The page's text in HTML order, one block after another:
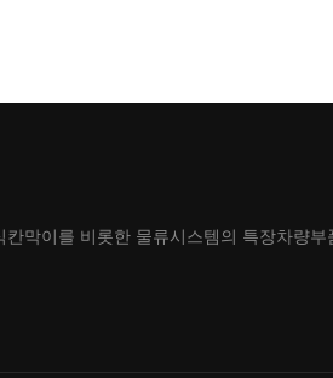
막이를 비롯한 물류시스템의 특장차량